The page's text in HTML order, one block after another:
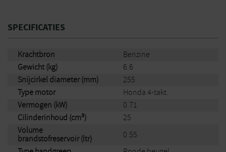
SPECIFICATIES
Krachtbron
Benzine
Gewicht (kg)
6.6
Snijcirkel diameter (mm)
255
Type motor
Honda 4-takt.
Vermogen (kW)
0.71
Cilinderinhoud (cm³)
25
Volume
brandstofreservoir (ltr)
0.55